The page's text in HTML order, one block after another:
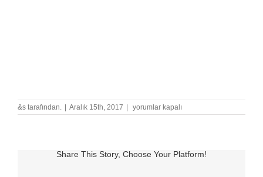
&s tarafından. Aralık 15th, 2017
STABILO_BOSS_MINI
için
yorumlar kapalı
Share This Story, Choose Your Platform!